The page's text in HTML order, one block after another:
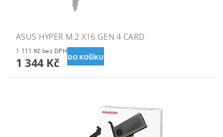
ASUS HYPER M.2 X16 GEN 4 CARD
1 111 Kč bez DPH
1 344 Kč